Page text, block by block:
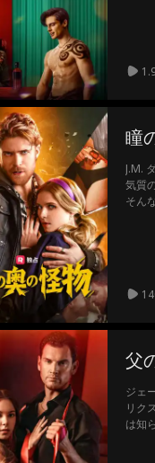
瞳
J.M.
気質
そん
裏
るの
父
ジェ
リク
は知